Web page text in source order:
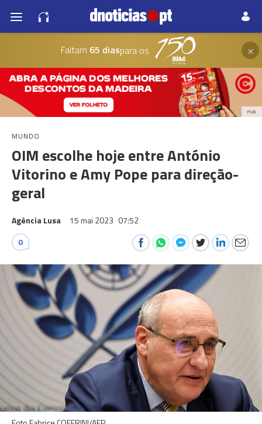
Faltam 65 diaspara os ×
PUB
MUNDO
OIM escolhe hoje entre António
Vitorino e Amy Pope para direção-
geral
Agência Lusa 15 mai 2023 07:52
0